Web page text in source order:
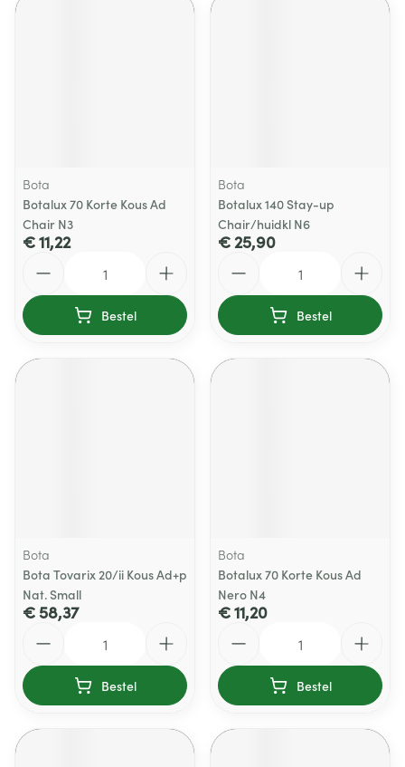
Bota
Botalux 70 Korte Kous Ad
Chair N3
€ 11,22
Bestel
Bota
Botalux 140 Stay-up
Chair/huidkl N6
€ 25,90
Bestel
Bota
Bota Tovarix 20/ii Kous Ad+p
Nat. Small
€ 58,37
Bestel
Bota
Botalux 70 Korte Kous Ad
Nero N4
€ 11,20
Bestel